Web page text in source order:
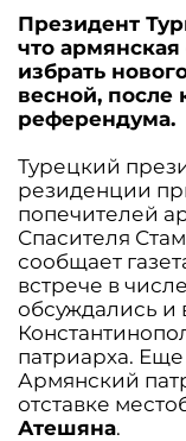
Президент
что
избрать
весной, после
референдума.
Турецкий
резиденции
попечителей
Спасителя
сообщает
встрече в
обсуждались и
патриарха.
Армянский
отставке
Атешяна.